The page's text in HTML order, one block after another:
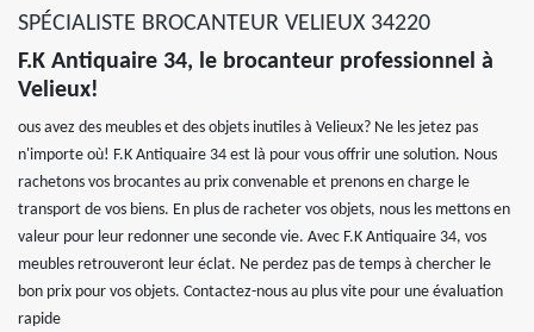
SPÉCIALISTE BROCANTEUR VELIEUX 34220
F.K Antiquaire 34, le brocanteur professionnel à
Velieux!
ous avez des meubles et des objets inutiles à Velieux? Ne les jetez pas
n'importe où! F.K Antiquaire 34 est là pour vous offrir une solution. Nous
rachetons vos brocantes au prix convenable et prenons en charge le
transport de vos biens. En plus de racheter vos objets, nous les mettons en
valeur pour leur redonner une seconde vie. Avec F.K Antiquaire 34, vos
meubles retrouveront leur éclat. Ne perdez pas de temps à chercher le
bon prix pour vos objets. Contactez-nous au plus vite pour une évaluation
rapide